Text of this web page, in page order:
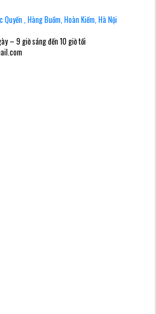
Quyến , Hàng Buồm, Hoàn Kiếm, Hà Nội
– 9 giờ sáng đến 10 giờ tối